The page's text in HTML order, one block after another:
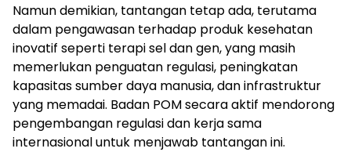
Namun demikian, tantangan tetap ada, terutama
dalam pengawasan terhadap produk kesehatan
inovatif seperti terapi sel dan gen, yang masih
memerlukan penguatan regulasi, peningkatan
kapasitas sumber daya manusia, dan infrastruktur
yang memadai. Badan POM secara aktif mendorong
pengembangan regulasi dan kerja sama
internasional untuk menjawab tantangan ini.